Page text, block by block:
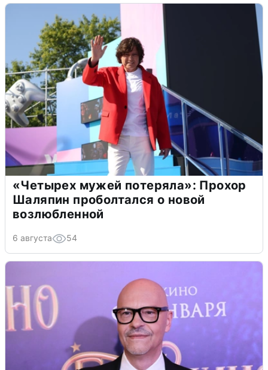
«Четырех мужей потеряла»: Прохор
Шаляпин проболтался о новой
возлюбленной
6 августа 54